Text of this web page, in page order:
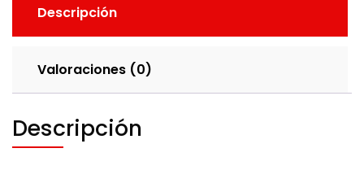
Descripción
Valoraciones (0)
Descripción